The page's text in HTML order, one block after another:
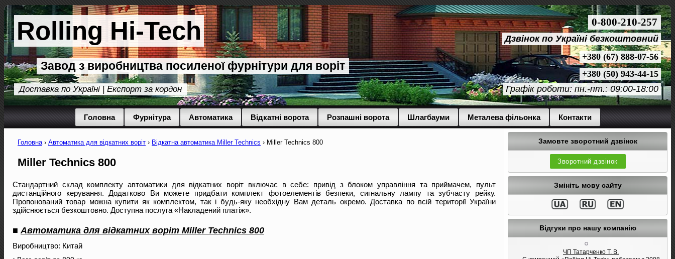
Rolling Hi-Tech
Завод з виробництва посиленої фурнітури для воріт
Доставка по Україні | Експорт за кордон
0-800-210-257
Дзвінок по Україні безкоштовний
+380 (67) 888-07-56
+380 (50) 943-44-15
Графік роботи: пн.-пт.: 09:00-18:00
Головна Фурнітура Автоматика Відкатні ворота Розпашні ворота Шлагбауми Металева фільонка Контакти
Головна › Автоматика для відкатних воріт › Відкатна автоматика Miller Technics › Miller Technics 800
Miller Technics 800
Стандартний склад комплекту автоматики для відкатних воріт включає в себе: привід з блоком управління та приймачем, пульт
дистанційного керування. Додатково Ви можете придбати комплект фотоелементів безпеки, сигнальну лампу та зубчасту рейку.
Пропонований товар можна купити як комплектом, так і будь-яку необхідну Вам деталь окремо. Доставка по всій території України
здійснюється безкоштовно. Доступна послуга «Накладений платіж».
■Автоматика для відкатних воріт Miller Technics 800
Виробництво: Китай
Замовте зворотний дзвінок
Зворотний дзвінок
Змініть мову сайту
Відгуки про нашу компанію
ЧП Татарченко Т. В.